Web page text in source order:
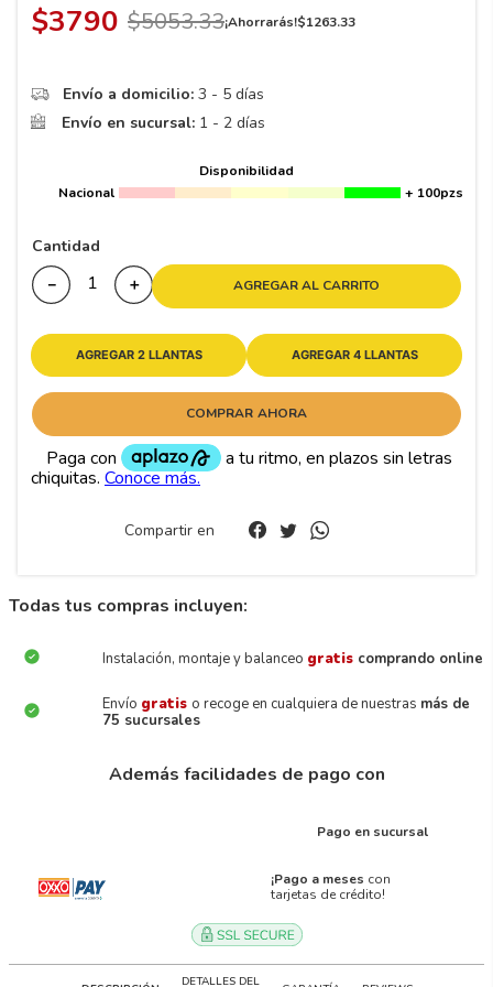
$3790 $5053.33¡Ahorrarás!$1263.33
Envío a domicilio: 3 - 5 días
Envío en sucursal: 1 - 2 días
Disponibilidad
Nacional
+ 100pzs
Cantidad
＋
－ AGREGAR AL CARRITO
AGREGAR 2 LLANTAS AGREGAR 4 LLANTAS
COMPRAR AHORA
Compartir en
Todas tus compras incluyen:
Instalación, montaje y balanceo gratis comprando online
Envío gratis o recoge en cualquiera de nuestras más de
75 sucursales
Además facilidades de pago con
Pago en sucursal
¡Pago a meses con
tarjetas de crédito!
DETALLES DEL